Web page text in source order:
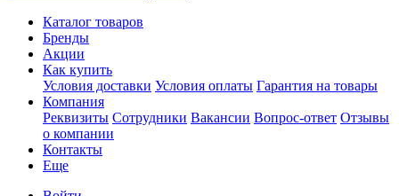
Каталог товаров
Бренды
Акции
Как купить
Условия доставки Условия оплаты Гарантия на товары
Компания
Реквизиты Сотрудники Вакансии Вопрос-ответ Отзывы
о компании
Контакты
Еще